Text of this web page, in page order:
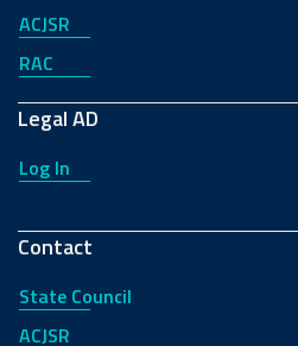
ACJSR
RAC
Legal AD
Log In
Contact
State Council
ACJSR